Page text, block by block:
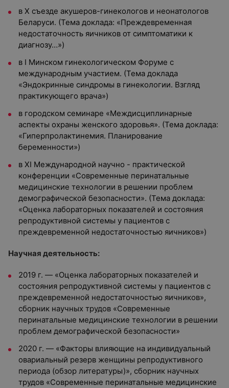
в X съезде акушеров-гинекологов и неонатологов
Беларуси. (Тема доклада: «Преждевременная
недостаточность яичников от симптоматики к
диагнозу…»)
в I Минском гинекологическом Форуме с
международным участием. (Тема доклада
«Эндокринные синдромы в гинекологии. Взгляд
практикующего врача»)
в городском семинаре «Междисциплинарные
аспекты охраны женского здоровья». (Тема доклада:
«Гиперпролактинемия. Планирование
беременности»)
в ХI Международной научно - практической
конференции «Современные перинатальные
медицинские технологии в решении проблем
демографической безопасности». (Тема доклада:
«Оценка лабораторных показателей и состояния
репродуктивной системы у пациентов с
преждевременной недостаточностью яичников»)
Научная деятельность:
2019 г. — «Оценка лабораторных показателей и
состояния репродуктивной системы у пациентов с
преждевременной недостаточностью яичников»,
сборник научных трудов «Современные
перинатальные медицинские технологии в решении
проблем демографической безопасности»
2020 г. — «Факторы влияющие на индивидуальный
овариальный резерв женщины репродуктивного
периода (обзор литературы)», сборник научных
трудов «Современные перинатальные медицинские